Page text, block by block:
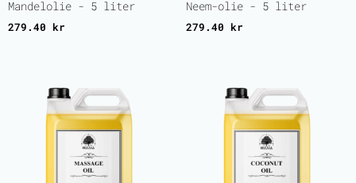
5.00
Mandelolie - 5 liter
279.40 kr
5.00
Neem-olie - 5 liter
279.40 kr